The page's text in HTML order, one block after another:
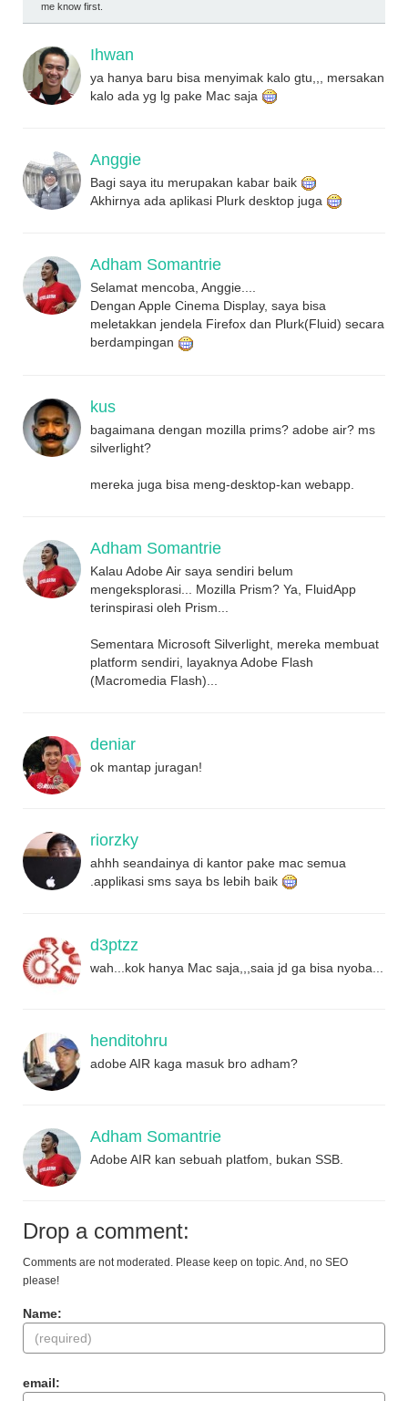
me know first.
Ihwan
ya hanya baru bisa menyimak kalo gtu,,, mersakan
kalo ada yg lg pake Mac saja
Anggie
Bagi saya itu merupakan kabar baik
Akhirnya ada aplikasi Plurk desktop juga
Adham Somantrie
Selamat mencoba, Anggie....
Dengan Apple Cinema Display, saya bisa
meletakkan jendela Firefox dan Plurk(Fluid) secara
berdampingan
kus
bagaimana dengan mozilla prims? adobe air? ms
silverlight?
mereka juga bisa meng-desktop-kan webapp.
Adham Somantrie
Kalau Adobe Air saya sendiri belum
mengeksplorasi... Mozilla Prism? Ya, FluidApp
terinspirasi oleh Prism...
Sementara Microsoft Silverlight, mereka membuat
platform sendiri, layaknya Adobe Flash
(Macromedia Flash)...
deniar
ok mantap juragan!
riorzky
ahhh seandainya di kantor pake mac semua
.applikasi sms saya bs lebih baik
d3ptzz
wah...kok hanya Mac saja,,,saia jd ga bisa nyoba...
henditohru
adobe AIR kaga masuk bro adham?
Adham Somantrie
Adobe AIR kan sebuah platfom, bukan SSB.
Drop a comment:
Comments are not moderated. Please keep on topic. And, no SEO
please!
Name:
email: